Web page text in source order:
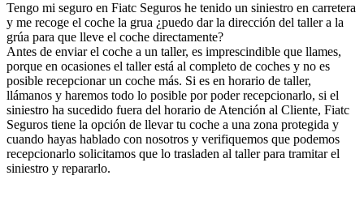
Tengo mi seguro en Fiatc Seguros he tenido un siniestro en carretera
y me recoge el coche la grua ¿puedo dar la dirección del taller a la
grúa para que lleve el coche directamente?
Antes de enviar el coche a un taller, es imprescindible que llames,
porque en ocasiones el taller está al completo de coches y no es
posible recepcionar un coche más. Si es en horario de taller,
llámanos y haremos todo lo posible por poder recepcionarlo, si el
siniestro ha sucedido fuera del horario de Atención al Cliente, Fiatc
Seguros tiene la opción de llevar tu coche a una zona protegida y
cuando hayas hablado con nosotros y verifiquemos que podemos
recepcionarlo solicitamos que lo trasladen al taller para tramitar el
siniestro y repararlo.